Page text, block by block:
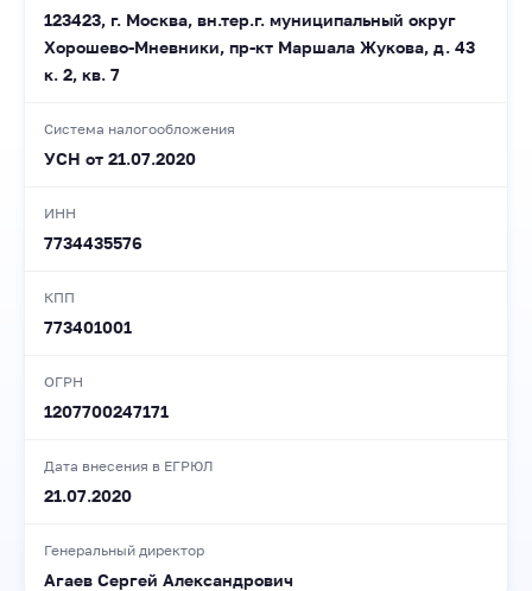
123423, г. Москва, вн.тер.г. муниципальный округ
Хорошево-Мневники, пр-кт Маршала Жукова, д. 43
к. 2, кв. 7
Система налогообложения
УСН от 21.07.2020
ИНН
7734435576
КПП
773401001
ОГРН
1207700247171
Дата внесения в ЕГРЮЛ
21.07.2020
Генеральный директор
Агаев Сергей Александрович